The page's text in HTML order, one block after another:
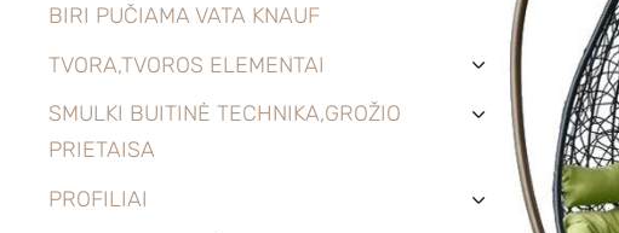
BIRI PUČIAMA VATA KNAUF
TVORA,TVOROS ELEMENTAI
›
SMULKI BUITINĖ TECHNIKA,GROŽIO
PRIETAISA
›
PROFILIAI ›